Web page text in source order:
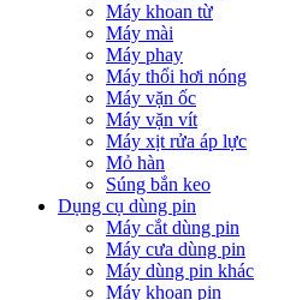
Máy khoan từ
Máy mài
Máy phay
Máy thổi hơi nóng
Máy vặn ốc
Máy vặn vít
Máy xịt rửa áp lực
Mỏ hàn
Súng bắn keo
Dụng cụ dùng pin
Máy cắt dùng pin
Máy cưa dùng pin
Máy dùng pin khác
Máy khoan pin